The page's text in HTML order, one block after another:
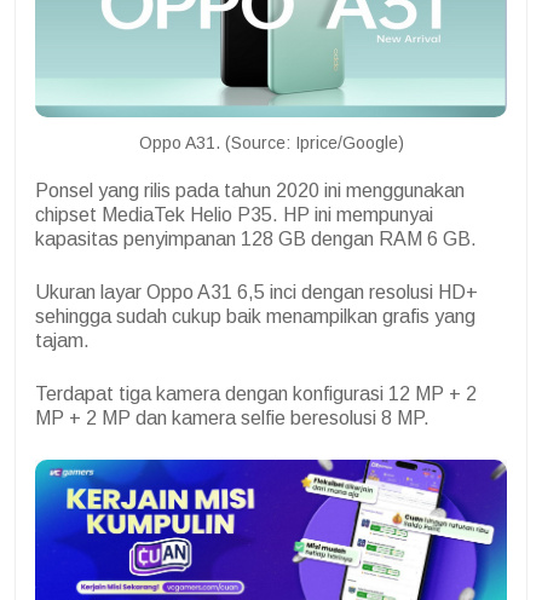
Oppo A31. (Source: Iprice/Google)
Ponsel yang rilis pada tahun 2020 ini menggunakan
chipset MediaTek Helio P35. HP ini mempunyai
kapasitas penyimpanan 128 GB dengan RAM 6 GB.
Ukuran layar Oppo A31 6,5 inci dengan resolusi HD+
sehingga sudah cukup baik menampilkan grafis yang
tajam.
Terdapat tiga kamera dengan konfigurasi 12 MP + 2
MP + 2 MP dan kamera selfie beresolusi 8 MP.